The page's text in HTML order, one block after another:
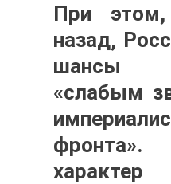
При
назад,
шансы
«слабым